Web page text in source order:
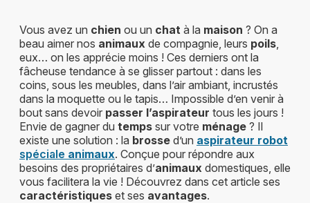
Vous avez un chien ou un chat à la maison ? On a
beau aimer nos animaux de compagnie, leurs poils,
eux… on les apprécie moins ! Ces derniers ont la
fâcheuse tendance à se glisser partout : dans les
coins, sous les meubles, dans l’air ambiant, incrustés
dans la moquette ou le tapis… Impossible d’en venir à
bout sans devoir passer l’aspirateur tous les jours !
Envie de gagner du temps sur votre ménage ? Il
existe une solution : la brosse d’un aspirateur robot
spéciale animaux. Conçue pour répondre aux
besoins des propriétaires d’animaux domestiques, elle
vous facilitera la vie ! Découvrez dans cet article ses
caractéristiques et ses avantages.